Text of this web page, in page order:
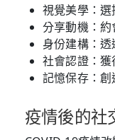
視覺美學：
分享動機：
身份建構：
社會認證：
記憶保存：
疫情後的社